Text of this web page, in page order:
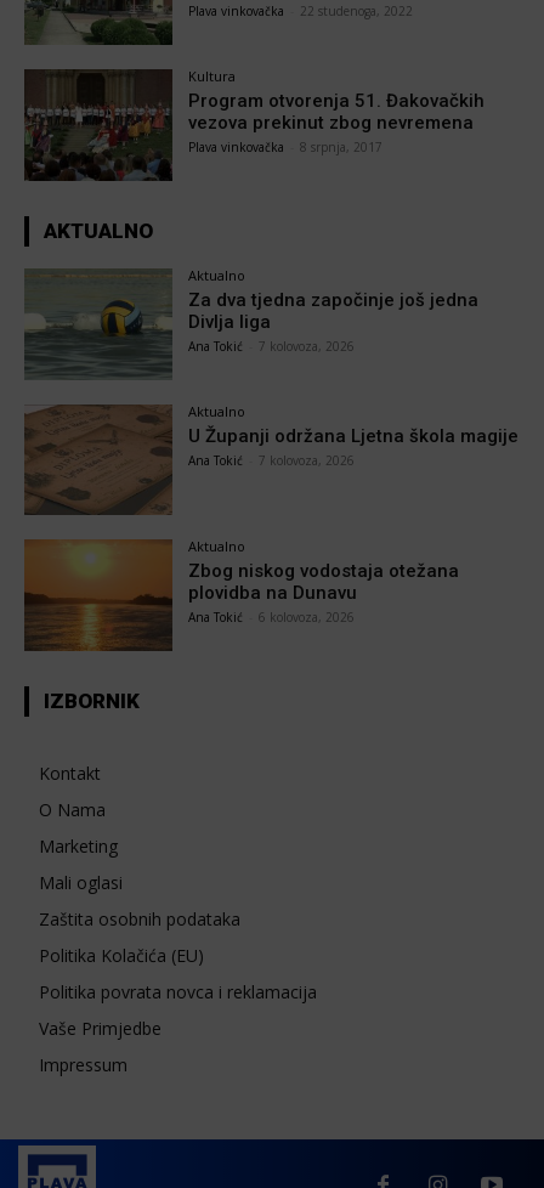
Plava vinkovačka 22 studenoga, 2022
Kultura
Program otvorenja 51. Đakovačkih
vezova prekinut zbog nevremena
Plava vinkovačka 8 srpnja, 2017
AKTUALNO
Aktualno
Za dva tjedna započinje još jedna
Divlja liga
Ana Tokić 7 kolovoza, 2026
Aktualno
U Županji održana Ljetna škola magije
Ana Tokić 7 kolovoza, 2026
Aktualno
Zbog niskog vodostaja otežana
plovidba na Dunavu
Ana Tokić 6 kolovoza, 2026
IZBORNIK
Kontakt
O Nama
Marketing
Mali oglasi
Zaštita osobnih podataka
Politika Kolačića (EU)
Politika povrata novca i reklamacija
Vaše Primjedbe
Impressum